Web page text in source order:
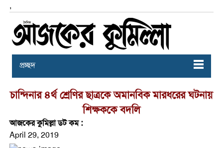
,
প্রচ্ছদ
চান্দিনার ৪র্থ শ্রেণির ছাত্রকে অমানবিক মারধরের ঘটনায়
শিক্ষককে বদলি
আজকের কুমিল্লা ডট কম :
April 29, 2019